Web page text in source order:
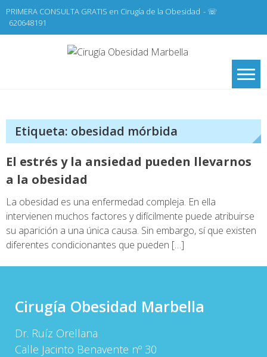
Skip
content
PRIMERA CONSULTA GRATIS en Cirugía de la Obesidad - ☏
620648191
Cirugía de la
Obesidad y Cirugía
General,
Laparoscopia
Etiqueta: obesidad mórbida
El estrés y la ansiedad pueden llevarnos
a la obesidad
La obesidad es una enfermedad compleja. En ella
intervienen muchos factores y difícilmente puede atribuirse
su aparición a una única causa. Sin embargo, sí que existen
diferentes condicionantes que pueden […]
Cirugía Obesidad Marbella
Dr. Ruíz Orellana
Calle Jacinto Benavente nº 30